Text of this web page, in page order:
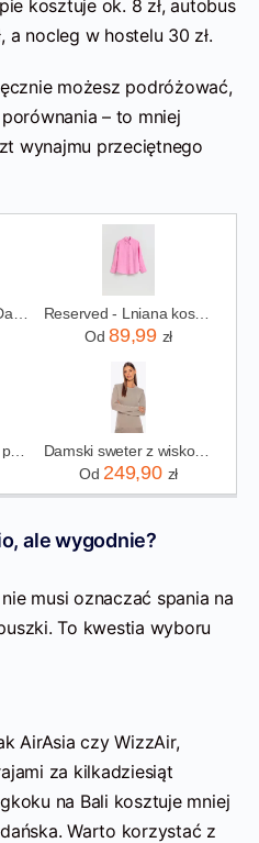
kosztuje ok. 8 zł, autobus
a nocleg w hostelu 30 zł.
możesz podróżować,
– to mniej
wynajmu przeciętnego
Reserved - Lniana koszula - różowy
Od89,99 zł
Reserved - Trencz z paskiem - beżowy
Damski sweter z wiskozy i nylonu beżowy
Od 249,90 zł
ale wygodnie?
musi oznaczać spania na
To kwestia wyboru
AirAsia czy WizzAir,
za kilkadziesiąt
na Bali kosztuje mniej
Warto korzystać z